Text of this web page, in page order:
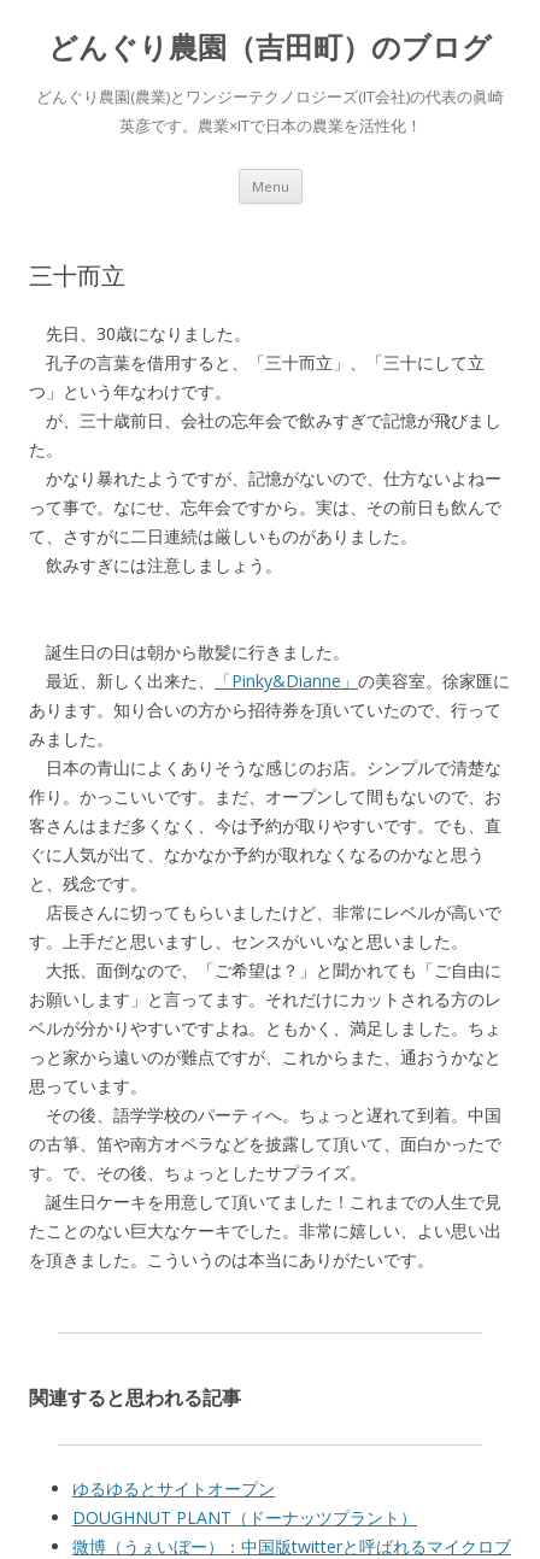
どんぐり農園（吉田町）のブログ
どんぐり農園(農業)とワンジーテクノロジーズ(IT会社)の代表の眞崎
英彦です。農業×ITで日本の農業を活性化！
Menu Skip to content
三十而立
先日、30歳になりました。
孔子の言葉を借用すると、「三十而立」、「三十にして立
つ」という年なわけです。
が、三十歳前日、会社の忘年会で飲みすぎで記憶が飛びまし
た。
かなり暴れたようですが、記憶がないので、仕方ないよねー
って事で。なにせ、忘年会ですから。実は、その前日も飲んで
て、さすがに二日連続は厳しいものがありました。
飲みすぎには注意しましょう。
誕生日の日は朝から散髪に行きました。
最近、新しく出来た、
「Pinky&Dianne」 の美容室。徐家匯に
あります。知り合いの方から招待券を頂いていたので、行って
みました。
日本の青山によくありそうな感じのお店。シンプルで清楚な
作り。かっこいいです。まだ、オープンして間もないので、お
客さんはまだ多くなく、今は予約が取りやすいです。でも、直
ぐに人気が出て、なかなか予約が取れなくなるのかなと思う
と、残念です。
店長さんに切ってもらいましたけど、非常にレベルが高いで
す。上手だと思いますし、センスがいいなと思いました。
大抵、面倒なので、「ご希望は？」と聞かれても「ご自由に
お願いします」と言ってます。それだけにカットされる方のレ
ベルが分かりやすいですよね。ともかく、満足しました。ちょ
っと家から遠いのが難点ですが、これからまた、通おうかなと
思っています。
その後、語学学校のパーティへ。ちょっと遅れて到着。中国
の古箏、笛や南方オペラなどを披露して頂いて、面白かったで
す。で、その後、ちょっとしたサプライズ。
誕生日ケーキを用意して頂いてました！これまでの人生で見
たことのない巨大なケーキでした。非常に嬉しい、よい思い出
を頂きました。こういうのは本当にありがたいです。
関連すると思われる記事
ゆるゆるとサイトオープン
DOUGHNUT PLANT（ドーナッツプラント）
微博（うぇいぼー）：中国版twitterと呼ばれるマイクロブ